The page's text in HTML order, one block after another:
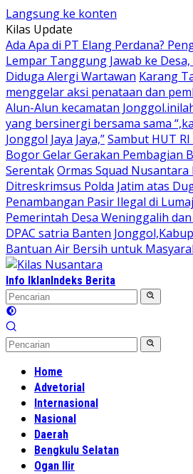
Langsung ke konten
Kilas Update
Ada Apa di PT Elang Perdana?
Lempar Tanggung Jawab ke
Diduga Alergi Wartawan Karang
menggelar aksi penataan dan
Alun-Alun kecamatan
yang bersinergi bersama sama
Jonggol Jaya Jaya,”Sambut HUT
Bogor Gelar Gerakan Pembagian
SerentakOrmas Squad Nusantara
Ditreskrimsus Polda Jatim atas
Penambangan Pasir Ilegal di
Pemerintah Desa Weninggalih
DPAC satria Banten
Bantuan Air Bersih untuk
Info IklanIndeks Berita
Home
Advetorial
Internasional
Nasional
Daerah
Bengkulu Selatan
Ogan Ilir